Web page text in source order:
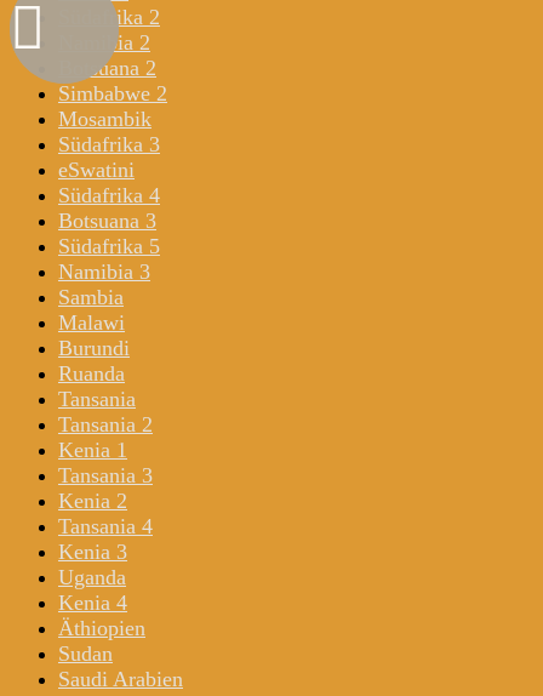
Südafrika 2
Namibia 2
Botsuana 2
Simbabwe 2
Mosambik
Südafrika 3
eSwatini
Südafrika 4
Botsuana 3
Südafrika 5
Namibia 3
Sambia
Malawi
Burundi
Ruanda
Tansania
Tansania 2
Kenia 1
Tansania 3
Kenia 2
Tansania 4
Kenia 3
Uganda
Kenia 4
Äthiopien
Sudan
Saudi Arabien